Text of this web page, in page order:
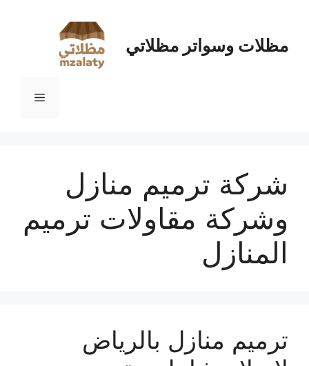
المحتوىمظلات وسواتر مظلاتي
القائمة
شركة ترميم منازل
وشركة مقاولات ترميم
المنازل
ترميم منازل بالرياض